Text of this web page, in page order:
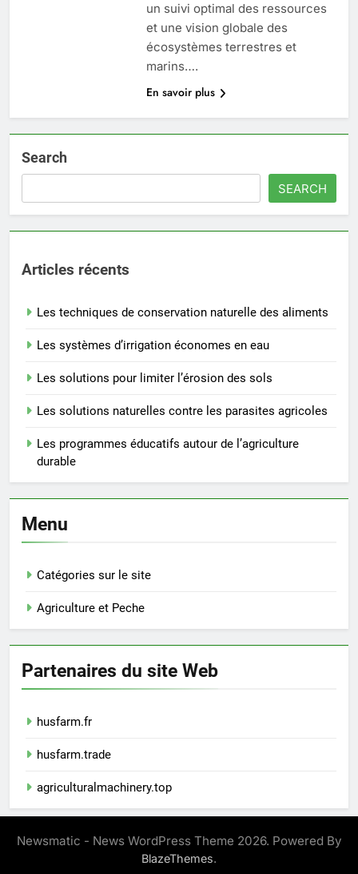
un suivi optimal des ressources
et une vision globale des
écosystèmes terrestres et
marins….
En savoir plus
Search
SEARCH
Articles récents
Les techniques de conservation naturelle des aliments
Les systèmes d’irrigation économes en eau
Les solutions pour limiter l’érosion des sols
Les solutions naturelles contre les parasites agricoles
Les programmes éducatifs autour de l’agriculture
durable
Menu
Catégories sur le site
Agriculture et Peche
Partenaires du site Web
husfarm.fr
husfarm.trade
agriculturalmachinery.top
Newsmatic - News WordPress Theme 2026. Powered By
BlazeThemes.